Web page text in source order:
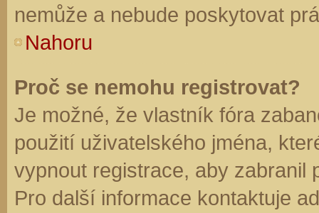
nemůže a nebude poskytovat
Nahoru
Proč se nemohu registrovat?
Je možné, že vlastník fóra
použití uživatelského jména,
vypnout registrace, aby zabranil
Pro další informace kontaktuje